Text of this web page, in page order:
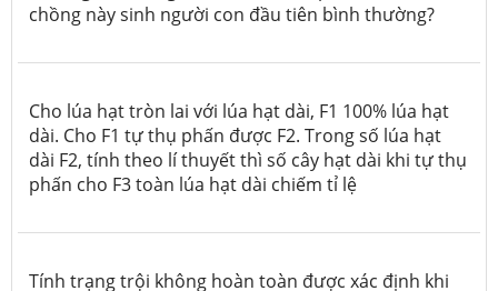
chồng này sinh người con đầu tiên bình thường?
Cho lúa hạt tròn lai với lúa hạt dài, F1 100% lúa hạt
dài. Cho F1 tự thụ phấn được F2. Trong số lúa hạt
dài F2, tính theo lí thuyết thì số cây hạt dài khi tự thụ
phấn cho F3 toàn lúa hạt dài chiếm tỉ lệ
Tính trạng trội không hoàn toàn được xác định khi